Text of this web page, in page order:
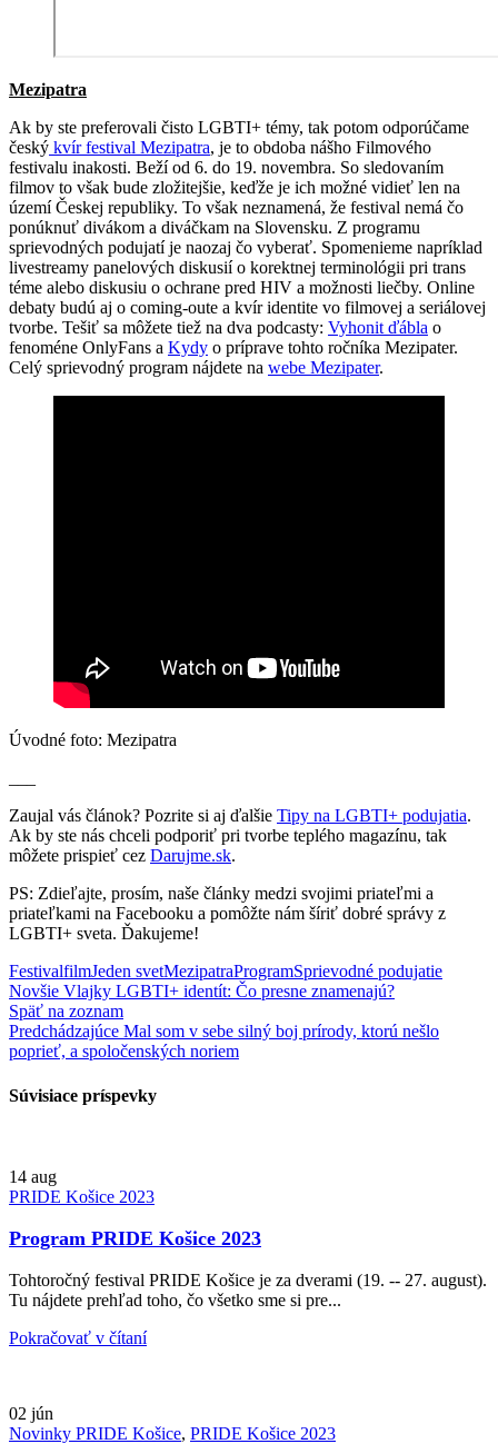
Mezipatra
Ak by ste preferovali čisto LGBTI+ témy, tak potom odporúčame
český kvír festival Mezipatra, je to obdoba nášho Filmového
festivalu inakosti. Beží od 6. do 19. novembra. So sledovaním
filmov to však bude zložitejšie, keďže je ich možné vidieť len na
území Českej republiky. To však neznamená, že festival nemá čo
ponúknuť divákom a diváčkam na Slovensku. Z programu
sprievodných podujatí je naozaj čo vyberať. Spomenieme napríklad
livestreamy panelových diskusií o korektnej terminológii pri trans
téme alebo diskusiu o ochrane pred HIV a možnosti liečby. Online
debaty budú aj o coming-oute a kvír identite vo filmovej a seriálovej
tvorbe. Tešiť sa môžete tiež na dva podcasty: Vyhonit ďábla o
fenoméne OnlyFans a Kydy o príprave tohto ročníka Mezipater.
Celý sprievodný program nájdete na webe Mezipater.
Úvodné foto: Mezipatra
Zaujal vás článok? Pozrite si aj ďalšie Tipy na LGBTI+ podujatia.
Ak by ste nás chceli podporiť pri tvorbe teplého magazínu, tak
môžete prispieť cez Darujme.sk.
PS: Zdieľajte, prosím, naše články medzi svojimi priateľmi a
priateľkami na Facebooku a pomôžte nám šíriť dobré správy z
LGBTI+ sveta. Ďakujeme!
FestivalfilmJeden svetMezipatraProgramSprievodné podujatie
Novšie Vlajky LGBTI+ identít: Čo presne znamenajú?
Späť na zoznam
Predchádzajúce Mal som v sebe silný boj prírody, ktorú nešlo
poprieť, a spoločenských noriem
Súvisiace príspevky
14 aug
PRIDE Košice 2023
Program PRIDE Košice 2023
Tohtoročný festival PRIDE Košice je za dverami (19. -- 27. august).
Tu nájdete prehľad toho, čo všetko sme si pre...
Pokračovať v čítaní
02 jún
Novinky PRIDE Košice, PRIDE Košice 2023